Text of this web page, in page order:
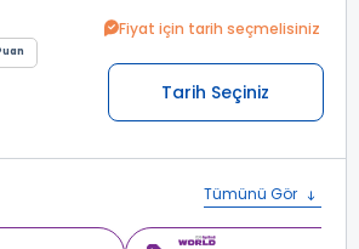
Fiyat için tarih seçmelisiniz
Tarih Seçiniz
Tümünü Gör